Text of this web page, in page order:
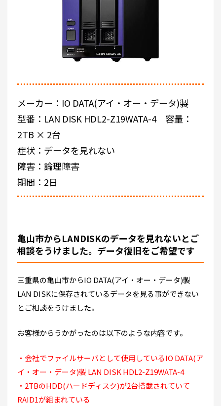
メーカー：IO DATA(アイ・オー・データ)製
型番：LAN DISK HDL2-Z19WATA-4 容量：
2TB × 2台
症状：データを見れない
障害：論理障害
期間：2日
亀山市からLANDISKのデータを見れないとご
相談をうけました。データ復旧をご希望です
三重県の亀山市からIO DATA(アイ・オー・データ)製
LAN DISKに保存されているデータを見る事ができない
とご相談をうけました。
お客様からうかがったのは以下のような内容です。
・会社でファイルサーバとして使用しているIO DATA(ア
イ・オー・データ)製 LAN DISK HDL2-Z19WATA-4
・2TBのHDD(ハードディスク)が2台搭載されていて
RAID1が組まれている